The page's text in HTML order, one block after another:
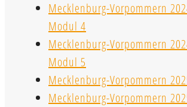
Mecklenburg-Vorpommern
Modul 4
Mecklenburg-Vorpommern
Modul 5
Mecklenburg-Vorpommern
Mecklenburg-Vorpommern